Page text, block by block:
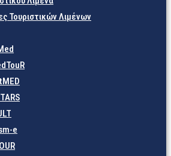
Τουριστικών Λιμένων
e